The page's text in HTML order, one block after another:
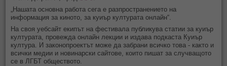
„Нашата основна работа сега е разпространението на
информация за киното, за куиър културата онлайн“.
На своя уебсайт екипът на фестивала публикува статии за куиър
културата, провежда онлайн лекции и издава подкаста Куиър
култура. И законопроектът може да забрани всичко това - както и
всички медии и новинарски сайтове, които пишат за случващото
се в ЛГБТ обществото.